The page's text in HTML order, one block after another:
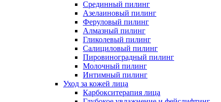
Срединный пилинг
Азелаиновый пилинг
Феруловый пилинг
Алмазный пилинг
Гликолевый пилинг
Салициловый пилинг
Пировиноградный пилинг
Молочный пилинг
Интимный пилинг
Уход за кожей лица
Карбокситерапия лица